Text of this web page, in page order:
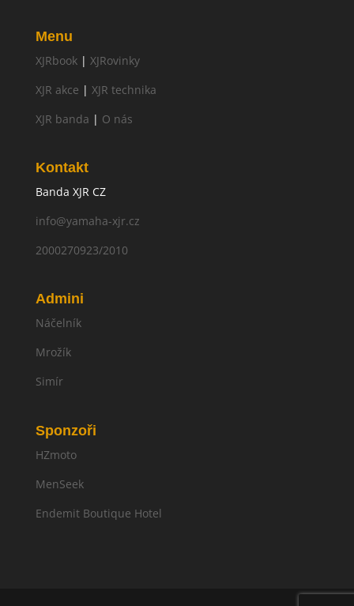
Menu
XJRbook| XJRovinky
XJR akce | XJR technika
XJR banda | O nás
Kontakt
Banda XJR CZ
info@yamaha-xjr.cz
2000270923/2010
Admini
Náčelník
Mrožík
Simír
Sponzoři
HZmoto
MenSeek
Endemit Boutique Hotel